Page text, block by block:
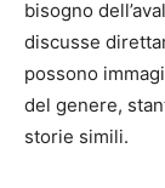
bisogno
discusse
possono
del genere,
storie simili.